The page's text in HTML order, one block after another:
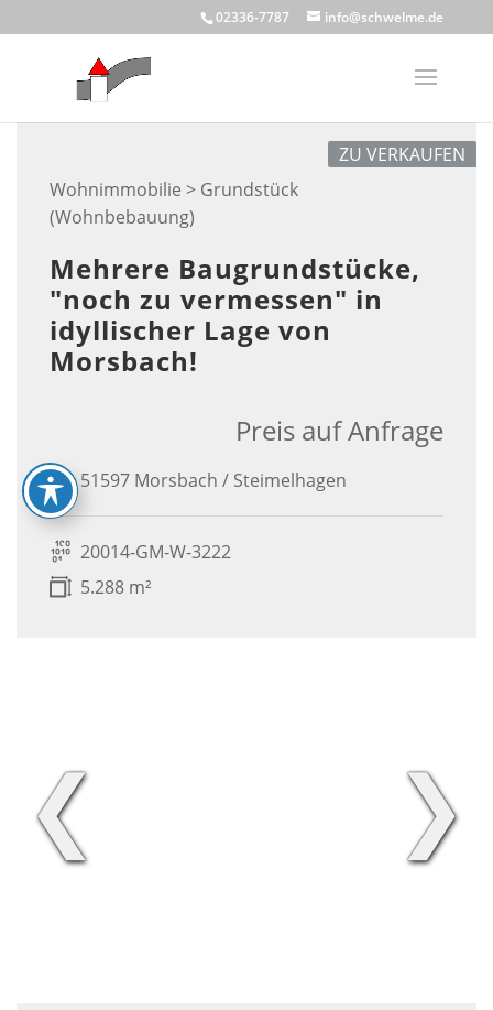
to
02336-7787 info@schwelme.de
Wohnimmobilie > Grundstück
(Wohnbebauung)
ZU VERKAUFEN
Mehrere Baugrundstücke,
"noch zu vermessen" in
idyllischer Lage von
Morsbach!
51597 Morsbach / Steimelhagen
Preis auf Anfrage
20014-GM-W-3222
5.288 m²
❮ ❯